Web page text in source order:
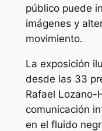
público puede
imágenes y
movimiento.
La exposición
desde las 33
Rafael Lozano-
comunicación
en el fluido